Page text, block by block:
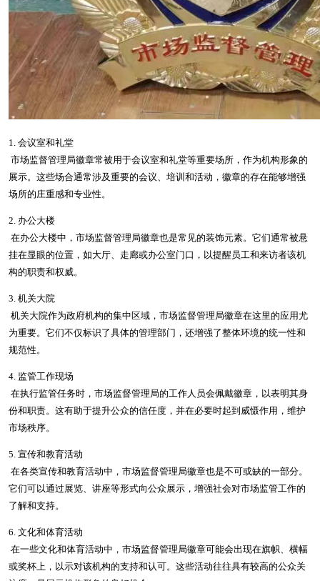
1. 会议室和礼堂
市场监督管理局徽章常被用于会议室和礼堂等重要场所，作为机构形象的
展示。这些场合通常涉及重要的会议、培训和活动，徽章的存在能够增强
场所的庄重感和专业性。
2. 办公大楼
在办公大楼中，市场监督管理局徽章也是常见的装饰元素。它们通常被悬
挂在显眼的位置，如大厅、走廊或办公室门口，以提醒员工和来访者该机
构的职责和权威。
3. 机关大院
机关大院作为政府机构的集中区域，市场监督管理局徽章在这里的应用尤
为重要。它们不仅标识了具体的管理部门，还增强了整体环境的统一性和
规范性。
4. 监管工作现场
在执行监管任务时，市场监督管理局的工作人员会佩戴徽章，以表明其身
份和职责。这有助于提升公众的信任度，并在必要时起到威慑作用，维护
市场秩序。
5. 宣传和教育活动
在各类宣传和教育活动中，市场监督管理局徽章也是不可或缺的一部分。
它们可以通过展览、讲座等形式向公众展示，增强社会对市场监管工作的
了解和支持。
6. 文化和体育活动
在一些文化和体育活动中，市场监督管理局徽章可能会出现在旗帜、横幅
或奖杯上，以示对该机构的支持和认可。这些活动往往具有较高的公众关